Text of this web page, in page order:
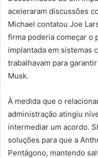
aceleraram discussões
Michael contatou Joe
firma poderia começar o
implantada em sistemas
trabalhavam para
Musk.
À medida que o
administração atingiu
intermediar um acordo.
soluções para que a
Pentágono, mantendo